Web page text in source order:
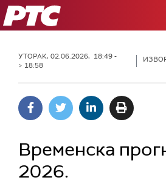
РТС
УТОРАК, 02.06.2026, 18:49 -
> 18:58
Временска
2026.